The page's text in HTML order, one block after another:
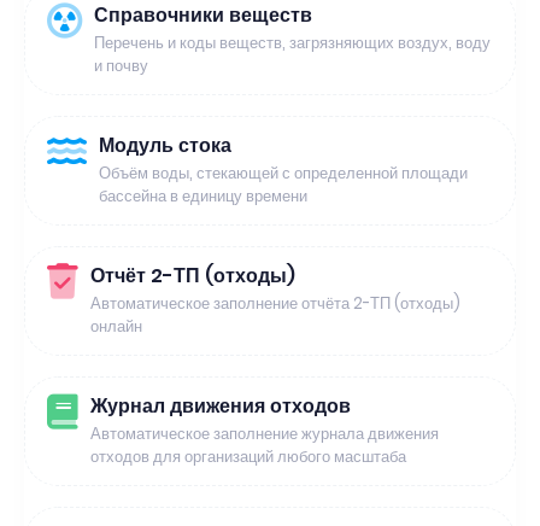
Справочники веществ
Перечень и коды веществ, загрязняющих воздух, воду
и почву
Модуль стока
Объём воды, стекающей с определенной площади
бассейна в единицу времени
Отчёт 2-ТП (отходы)
Автоматическое заполнение отчёта 2-ТП (отходы)
онлайн
Журнал движения отходов
Автоматическое заполнение журнала движения
отходов для организаций любого масштаба